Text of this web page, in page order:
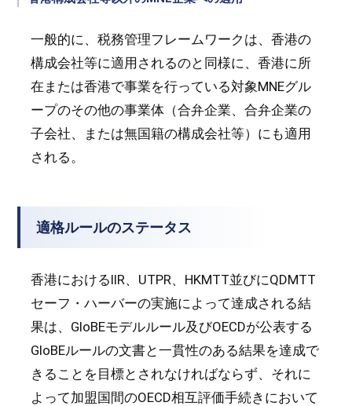
一般的に、税務管理フレームワークは、香港の
構成会社等に適用されるのと同様に、香港に所
在または香港で事業を行っている対象MNEグル
ープのその他の事業体（合弁企業、合弁企業の
子会社、または無国籍の構成会社等）にも適用
される。
適格ルールのステータス
香港におけるIIR、UTPR、HKMTT並びにQDMTT
セーフ・ハーバーの実施によって達成される結
果は、GloBEモデルルール及びOECDが公表する
GloBEルールの文書と一貫性のある結果を達成で
きることを目標とされなければならず、それに
よって加盟国間のOECD相互評価手続きにおいて